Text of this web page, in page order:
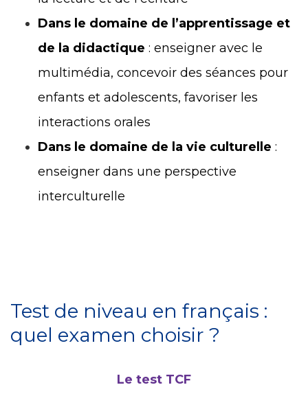
Dans le domaine de l’apprentissage et
de la didactique : enseigner avec le
multimédia, concevoir des séances pour
enfants et adolescents, favoriser les
interactions orales
Dans le domaine de la vie culturelle :
enseigner dans une perspective
interculturelle
Test de niveau en français :
quel examen choisir ?
Le test TCF